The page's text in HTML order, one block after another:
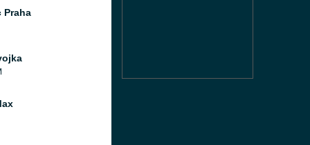
Praha